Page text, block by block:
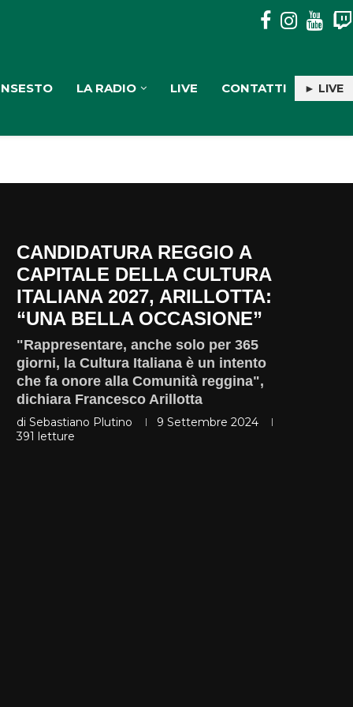
PULISERVICE: INGAGGIATA RACHELE PIOLI
LA RADIO LIVE CONTATTI ► LIVE
CANDIDATURA REGGIO A
CAPITALE DELLA CULTURA
ITALIANA 2027, ARILLOTTA:
“UNA BELLA OCCASIONE”
"Rappresentare, anche solo per 365
giorni, la Cultura Italiana è un intento
che fa onore alla Comunità reggina",
dichiara Francesco Arillotta
di Sebastiano Plutino
9 Settembre 2024
391 letture